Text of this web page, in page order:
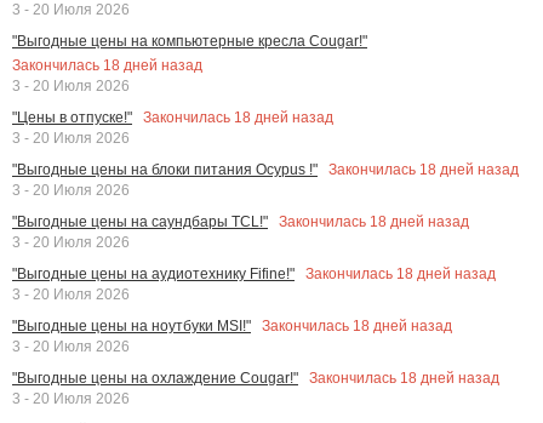
3 - 20 Июля 2026
"Выгодные цены на компьютерные кресла Cougar!"
Закончилась 18 дней назад
3 - 20 Июля 2026
"Цены в отпуске!"
Закончилась 18 дней назад
3 - 20 Июля 2026
"Выгодные цены на блоки питания Ocypus !"
Закончилась 18 дней назад
3 - 20 Июля 2026
"Выгодные цены на саундбары TCL!"
Закончилась 18 дней назад
3 - 20 Июля 2026
"Выгодные цены на аудиотехнику Fifine!"
Закончилась 18 дней назад
3 - 20 Июля 2026
"Выгодные цены на ноутбуки MSI!"
Закончилась 18 дней назад
3 - 20 Июля 2026
"Выгодные цены на охлаждение Cougar!"
Закончилась 18 дней назад
3 - 20 Июля 2026